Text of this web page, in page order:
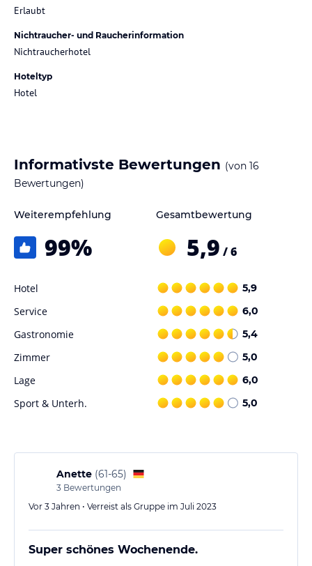
Erlaubt
Nichtraucher- und Raucherinformation
Nichtraucherhotel
Hoteltyp
Hotel
Informativste Bewertungen (von 16
Bewertungen)
Weiterempfehlung
99%
Gesamtbewertung
5,9 / 6
Hotel 5,9
Service 6,0
Gastronomie 5,4
Zimmer 5,0
Lage 6,0
Sport & Unterh. 5,0
Anette (61-65)
3 Bewertungen
Vor 3 Jahren • Verreist als Gruppe im Juli 2023
Super schönes Wochenende.